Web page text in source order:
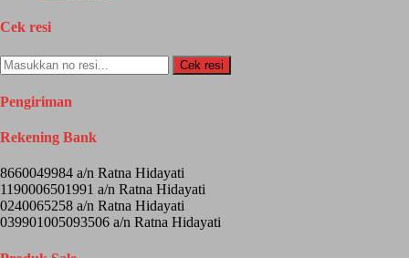
Cek resi
Cek resi
Pengiriman
Rekening Bank
8660049984 a/n Ratna Hidayati
1190006501991 a/n Ratna Hidayati
0240065258 a/n Ratna Hidayati
039901005093506 a/n Ratna Hidayati